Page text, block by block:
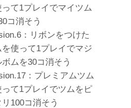
って1プレイでマイツム
コ消そう
：リボンをつけた
を使って1プレイでマジ
ボムを30コ消そう
：プレミアムツム
って1プレイでツムをピ
リ100コ消そう